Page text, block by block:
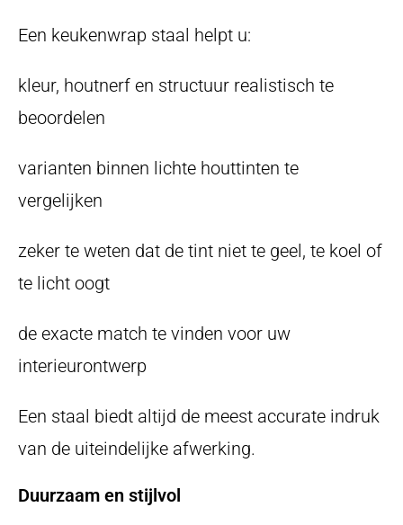
Een keukenwrap staal helpt u:
kleur, houtnerf en structuur realistisch te
beoordelen
varianten binnen lichte houttinten te
vergelijken
zeker te weten dat de tint niet te geel, te koel of
te licht oogt
de exacte match te vinden voor uw
interieurontwerp
Een staal biedt altijd de meest accurate indruk
van de uiteindelijke afwerking.
Duurzaam en stijlvol